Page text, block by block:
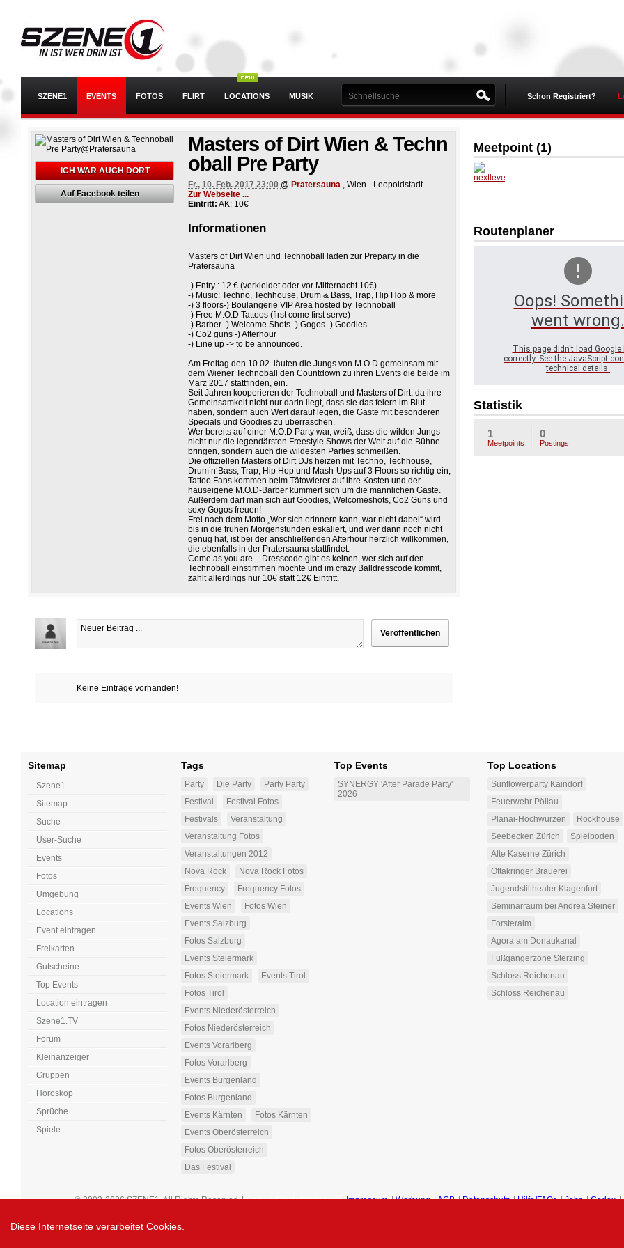
Diese Internetseite verarbeitet Cookies.
SZENE1 EVENTS FOTOS FLIRT LOCATIONS MUSIK Schon Registriert?
ICH WAR AUCH DORT
Auf Facebook teilen
Masters of Dirt Wien & Techn
oball Pre Party
Fr., 10. Feb. 2017 23:00 @ Pratersauna , Wien - Leopoldstadt
Zur Webseite ...
Eintritt: AK: 10€
Informationen
Masters of Dirt Wien und Technoball laden zur Preparty in die
Pratersauna
-) Entry : 12 € (verkleidet oder vor Mitternacht 10€)
-) Music: Techno, Techhouse, Drum & Bass, Trap, Hip Hop & more
-) 3 floors-) Boulangerie VIP Area hosted by Technoball
-) Free M.O.D Tattoos (first come first serve)
-) Barber -) Welcome Shots -) Gogos -) Goodies
-) Co2 guns -) Afterhour
-) Line up -> to be announced.
Am Freitag den 10.02. läuten die Jungs von M.O.D gemeinsam mit
dem Wiener Technoball den Countdown zu ihren Events die beide im
März 2017 stattfinden, ein.
Seit Jahren kooperieren der Technoball und Masters of Dirt, da ihre
Gemeinsamkeit nicht nur darin liegt, dass sie das feiern im Blut
haben, sondern auch Wert darauf legen, die Gäste mit besonderen
Specials und Goodies zu überraschen.
Wer bereits auf einer M.O.D Party war, weiß, dass die wilden Jungs
nicht nur die legendärsten Freestyle Shows der Welt auf die Bühne
bringen, sondern auch die wildesten Parties schmeißen.
Die offiziellen Masters of Dirt DJs heizen mit Techno, Techhouse,
Drum’n‘Bass, Trap, Hip Hop und Mash-Ups auf 3 Floors so richtig ein,
Tattoo Fans kommen beim Tätowierer auf ihre Kosten und der
hauseigene M.O.D-Barber kümmert sich um die männlichen Gäste.
Außerdem darf man sich auf Goodies, Welcomeshots, Co2 Guns und
sexy Gogos freuen!
Frei nach dem Motto „Wer sich erinnern kann, war nicht dabei“ wird
bis in die frühen Morgenstunden eskaliert, und wer dann noch nicht
genug hat, ist bei der anschließenden Afterhour herzlich willkommen,
die ebenfalls in der Pratersauna stattfindet.
Come as you are – Dresscode gibt es keinen, wer sich auf den
Technoball einstimmen möchte und im crazy Balldresscode kommt,
zahlt allerdings nur 10€ statt 12€ Eintritt.
Keine Einträge vorhanden!
Meetpoint (1)
tRoutenplaner
Oops!
went wrong.
This page didn't load Google
correctly. See the JavaScript
technical details.
Statistik
1
Meetpoints
0
Postings
Sitemap
Szene1
Sitemap
Suche
User-Suche
Events
Fotos
Umgebung
Locations
Event eintragen
Freikarten
Gutscheine
Top Events
Location eintragen
Szene1.TV
Forum
Kleinanzeiger
Gruppen
Horoskop
Sprüche
Spiele
Tags
Party Die Party
Party Party
Festival
Festival Fotos
Festivals
Veranstaltung
Veranstaltung Fotos
Veranstaltungen 2012
Nova Rock
Nova Rock Fotos
Frequency
Frequency Fotos
Events Wien
Fotos Wien
Events Salzburg
Fotos Salzburg
Events Steiermark
Fotos Steiermark
Events Tirol
Fotos Tirol
Events Niederösterreich
Fotos Niederösterreich
Events Vorarlberg
Fotos Vorarlberg
Events Burgenland
Fotos Burgenland
Events Kärnten
Fotos Kärnten
Events Oberösterreich
Fotos Oberösterreich
Das Festival
Top Events
SYNERGY 'After Parade Party'
2026
Top Locations
Sunflowerparty Kaindorf
Feuerwehr Pöllau
Planai-Hochwurzen
Rockhouse
Seebecken Zürich
Spielboden
Alte Kaserne Zürich
Ottakringer Brauerei
Jugendstiltheater Klagenfurt
Seminarraum bei Andrea Steiner
Forsteralm
Agora am Donaukanal
Fußgängerzone Sterzing
Schloss Reichenau
Schloss Reichenau
© 2003-2026 SZENE1. All Rights Reserved|Cookie-Einstellungen |Impressum |Werbung |AGB |Datenschutz |Hilfe/FAQs |Jobs |Codex |